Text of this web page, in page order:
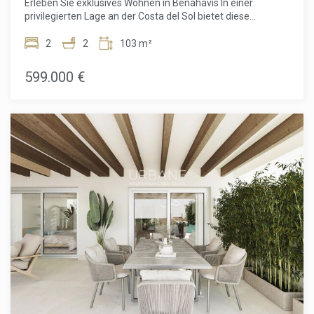
leben, umgeben von Golfplätzen und nur wenige Schritte
von den schönsten Stränden Spaniens entfernt.
Erleben Sie exklusives Wohnen in Benahavís In einer
privilegierten Lage an der Costa del Sol bietet diese
mit elegantem mediterranem Design. Jedes geräumige,
auf eine nach Südosten ausgerichtete Terrasse führen, die
perfekt geeignet ist, um spektakuläre Ausblicke auf die
mit 2 Schlafzimmern und 2 Badezimmern kombiniert Luxus
und Komfort und bietet helle Wohnräume. Die Bewohner
können eine großzügige Terrasse, Tiefgaragenparkplätze
mit Vorinstallation für Elektrofahrzeuge und einen privaten
Abstellraum genießen. Gesichertes Wohnen mit exklusiven
Dienstleistungen Diese geschlossene Gemeinschaft
umfasst üppige Gärten, vier Pools und Concierge-Services
für optimalen Komfort. Ideal gelegen, nur 15 Minuten von
Puerto Banús und San Pedro Alcántara entfernt, bietet sie
einfachen Zugang zu den Flughäfen Málaga und Gibraltar.
In der Nähe von Annehmlichkeiten und Attraktionen Nur
wenige Minuten von den Stränden von Marbella,
Einkaufszentren, internationalen Schulen und
renommierten Golfplätzen entfernt, bietet diese
Wohnanlage das Beste aus beiden Welten: die Ruhe einer
2 2 103 m²
599.000 €